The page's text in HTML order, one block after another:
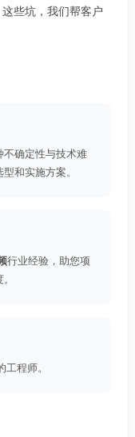
些坑，我们帮客户
不确定性与技术难
和实施方案。
行业经验，助您项
程师。